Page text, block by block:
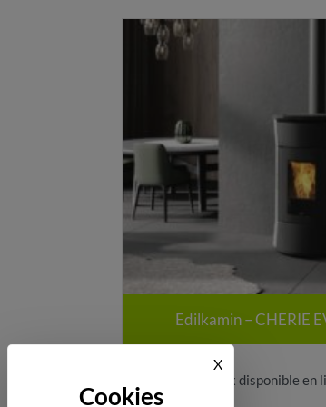
X
Edilkamin – CHERIE
Aucun prix disponible en